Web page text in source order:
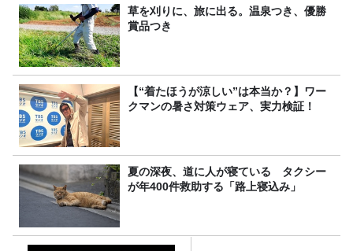
草を刈りに、旅に出る。温泉つき、優勝
賞品つき
【“着たほうが涼しい”は本当か？】ワー
クマンの暑さ対策ウェア、実力検証！
夏の深夜、道に人が寝ている タクシー
が年400件救助する「路上寝込み」